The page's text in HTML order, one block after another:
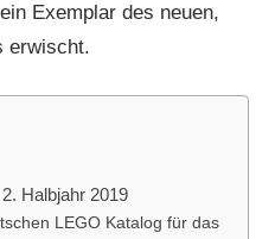
Exemplar des neuen,
erwischt.
Halbjahr 2019
LEGO Katalog für das